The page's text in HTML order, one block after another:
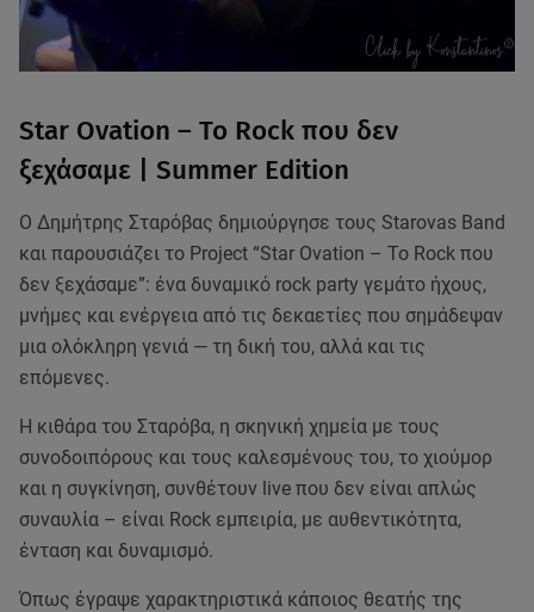
Star Ovation – Το Rock που δεν
ξεχάσαμε | Summer Edition
Ο Δημήτρης Σταρόβας δημιούργησε τους Starovas Band
και παρουσιάζει το Project “Star Ovation – Το Rock που
δεν ξεχάσαμε”: ένα δυναμικό rock party γεμάτο ήχους,
μνήμες και ενέργεια από τις δεκαετίες που σημάδεψαν
μια ολόκληρη γενιά — τη δική του, αλλά και τις
επόμενες.
Η κιθάρα του Σταρόβα, η σκηνική χημεία με τους
συνοδοιπόρους και τους καλεσμένους του, το χιούμορ
και η συγκίνηση, συνθέτουν live που δεν είναι απλώς
συναυλία – είναι Rock εμπειρία, με αυθεντικότητα,
ένταση και δυναμισμό.
Όπως έγραψε χαρακτηριστικά κάποιος θεατής της